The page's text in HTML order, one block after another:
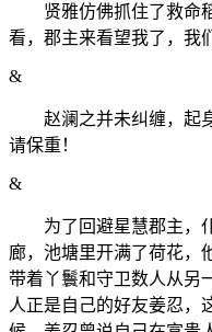
贤雅仿佛抓住了救命稻
看，郡主来看望我了，我
&
赵澜之并未纠缠，起身
请保重！
&
为了回避星慧郡主，仆
廊，池塘里开满了荷花，
带着丫鬟和守卫数人从另
人正是自己的好友姜忍，